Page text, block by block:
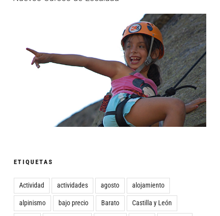
ETIQUETAS
Actividad actividades agosto alojamiento
alpinismo bajo precio Barato Castilla y León